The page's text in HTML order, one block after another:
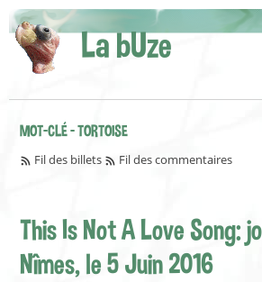
La bUze
MOT-CLÉ - TORTOISE
Fil des billets Fil des commentaires
This Is Not A Love Song:
Nîmes, le 5 Juin 2016